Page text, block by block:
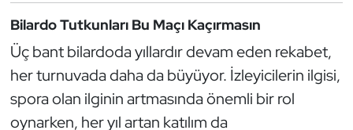
Bilardo Tutkunları Bu Maçı Kaçırmasın
Üç bant bilardoda yıllardır devam eden rekabet,
her turnuvada daha da büyüyor. İzleyicilerin ilgisi,
spora olan ilginin artmasında önemli bir rol
oynarken, her yıl artan katılım da
Muay Thai
Okçuluk
Optimist